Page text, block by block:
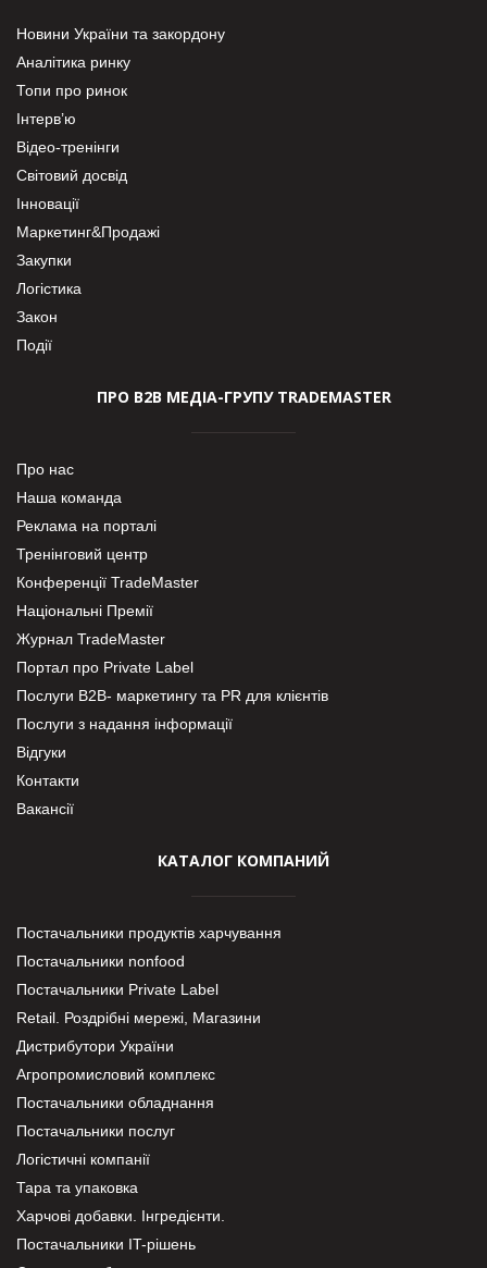
Новини України та закордону
Аналітика ринку
Топи про ринок
Інтерв’ю
Відео-тренінги
Світовий досвід
Інновації
Маркетинг&Продажі
Закупки
Логістика
Закон
Події
ПРО В2В МЕДІА-ГРУПУ TRADEMASTER
Про нас
Наша команда
Реклама на порталі
Тренінговий центр
Конференції TradeMaster
Національні Премії
Журнал TradeMaster
Портал про Private Label
Послуги В2В- маркетингу та PR для клієнтів
Послуги з надання інформації
Відгуки
Контакти
Вакансії
КАТАЛОГ КОМПАНИЙ
Постачальники продуктів харчування
Постачальники nonfood
Постачальники Private Label
Retail. Роздрібні мережі, Магазини
Дистрибутори України
Агропромисловий комплекс
Постачальники обладнання
Постачальники послуг
Логістичні компанії
Тара та упаковка
Харчові добавки. Інгредієнти.
Постачальники IT-рішень